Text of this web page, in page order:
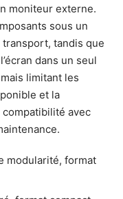
moniteur externe.
sous un
tandis que
dans un seul
limitant les
et la
avec
modularité, format